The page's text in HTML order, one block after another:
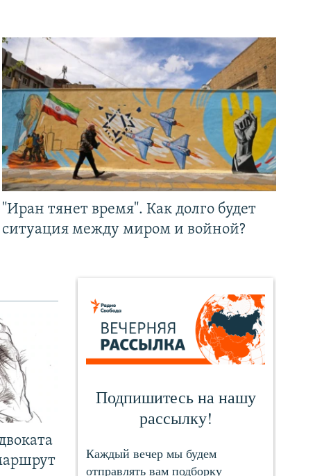
"Иран тянет время". Как долго будет
ситуация между миром и войной?